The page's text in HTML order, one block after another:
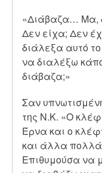
«Διάβαζα… Μα,
Δεν είχα; Δεν
διάλεξα αυτό
να διαλέξω
διάβαζα;»
Σαν
της Ν.Κ. «Ο
Έρνα και ο
και άλλα πολλά
Επιθυμούσα να